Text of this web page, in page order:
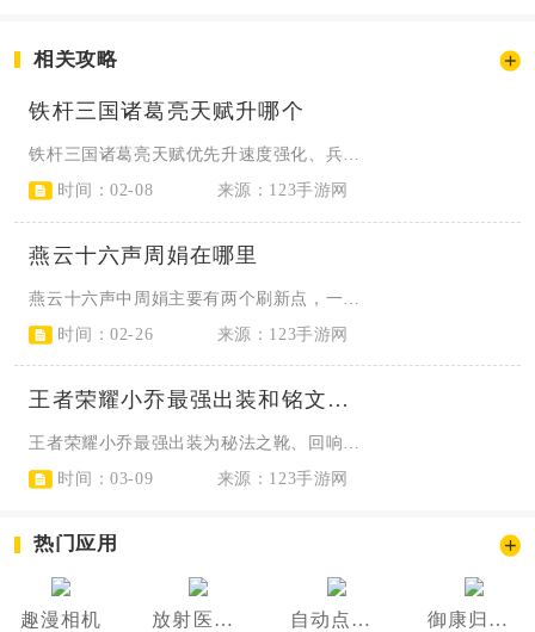
相关攻略
铁杆三国诸葛亮天赋升哪个
时间：02-08
来源：123手游网
燕云十六声周娟在哪里
时间：02-26
来源：123手游网
王者荣耀小乔最强出装和铭文怎么搭配
时间：03-09
来源：123手游网
热门应用
趣漫相机 放射医学技术新题库 自动点击专家 御康归真堂